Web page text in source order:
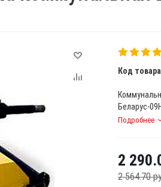
Код
Беларус-09Н.
Подробнее
2
2 564.70